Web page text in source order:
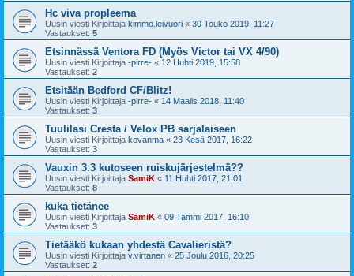
Hc viva propleema
Uusin viesti Kirjoittaja kimmo.leivuori « 30 Touko 2019, 11:27
Vastaukset: 5
Etsinnässä Ventora FD (Myös Victor tai VX 4/90)
Uusin viesti Kirjoittaja -pirre- « 12 Huhti 2019, 15:58
Vastaukset: 2
Etsitään Bedford CF/Blitz!
Uusin viesti Kirjoittaja -pirre- « 14 Maalis 2018, 11:40
Vastaukset: 3
Tuulilasi Cresta / Velox PB sarjalaiseen
Uusin viesti Kirjoittaja kovanma « 23 Kesä 2017, 16:22
Vastaukset: 3
Vauxin 3.3 kutoseen ruiskujärjestelmä??
Uusin viesti Kirjoittaja SamiK « 11 Huhti 2017, 21:01
Vastaukset: 8
kuka tietänee
Uusin viesti Kirjoittaja SamiK « 09 Tammi 2017, 16:10
Vastaukset: 3
Tietääkö kukaan yhdestä Cavalieristä?
Uusin viesti Kirjoittaja v.virtanen « 25 Joulu 2016, 20:25
Vastaukset: 2